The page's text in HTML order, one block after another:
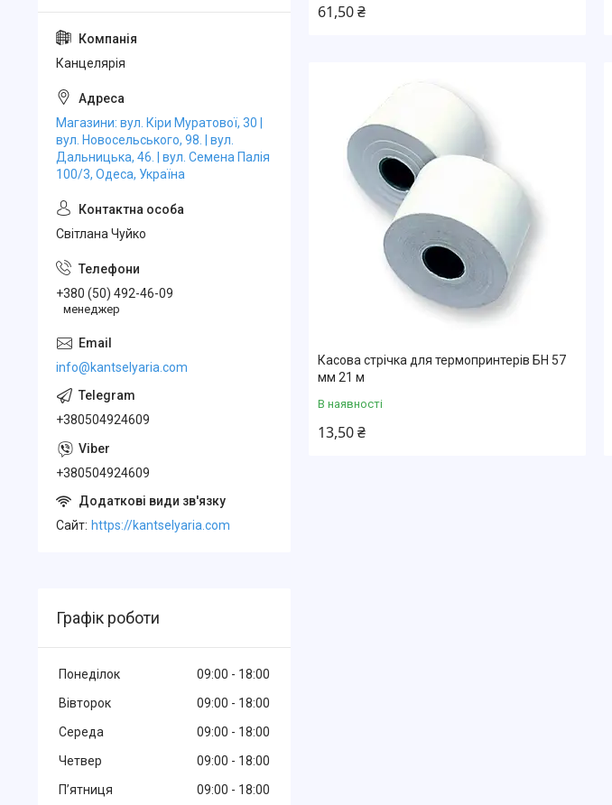
61,50 ₴
Касова стрічка для термопринтерів БН 57
мм 21 м
В наявності
13,50 ₴
Канцелярiя
Магазини: вул. Кіри Муратової, 30 |
вул. Новосельського, 98. | вул.
Дальницька, 46. | вул. Семена Палія
100/3, Одеса, Україна
Свiтлана Чуйко
+380 (50) 492-46-09
менеджер
info@kantselyaria.com
+380504924609
+380504924609
Cайт https://kantselyaria.com
Графік роботи
Понеділок 09:00
18:00
Вівторок
09:00
18:00
Середа
09:00
18:00
Четвер
09:00
18:00
Пʼятниця
09:00 18:00